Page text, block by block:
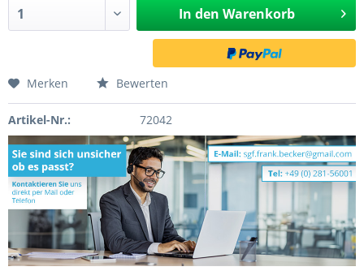
In den Warenkorb
Merken Bewerten
Artikel-Nr.: 72042